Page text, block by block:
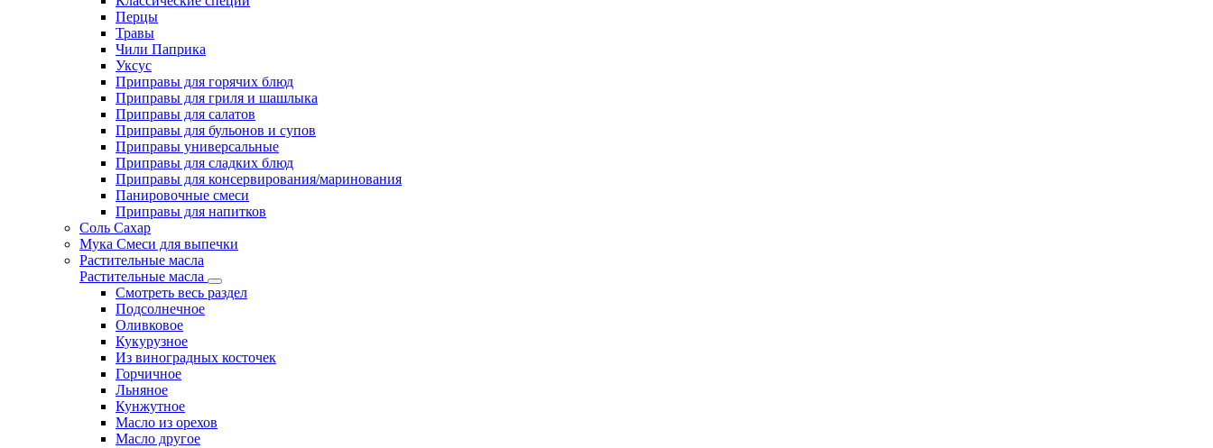
Перцы
Травы
Чили Паприка
Уксус
Приправы для горячих блюд
Приправы для гриля и шашлыка
Приправы для салатов
Приправы для бульонов и супов
Приправы универсальные
Приправы для сладких блюд
Приправы для консервирования/маринования
Панировочные смеси
Приправы для напитков
Соль Сахар
Мука Смеси для выпечки
Растительные масла
Растительные масла
Смотреть весь раздел
Подсолнечное
Оливковое
Кукурузное
Из виноградных косточек
Горчичное
Льняное
Кунжутное
Масло из орехов
Масло другое